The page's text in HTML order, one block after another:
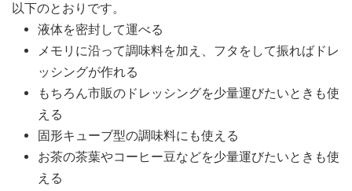
以下のとおりです。
液体を密封して運べる
メモリに沿って調味料を加え、フタをして振ればドレ
ッシングが作れる
もちろん市販のドレッシングを少量運びたいときも使
える
固形キューブ型の調味料にも使える
お茶の茶葉やコーヒー豆などを少量運びたいときも使
える